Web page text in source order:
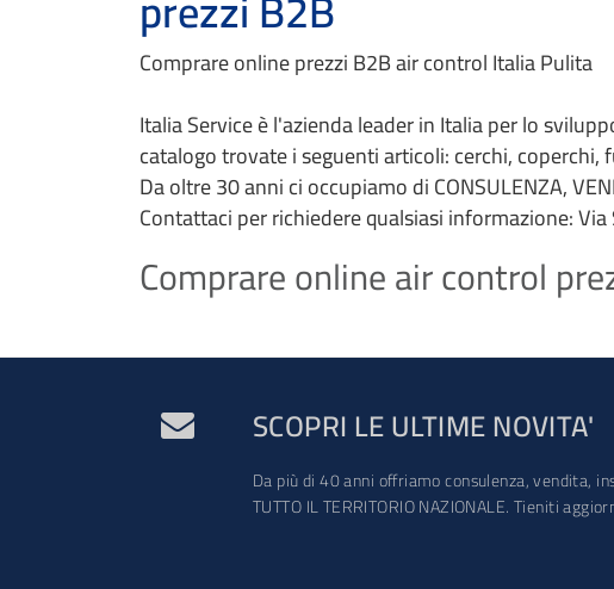
Comprare online prezzi B2B air control Italia Pulita
Italia Service è l'azienda leader in Italia per lo
catalogo trovate i seguenti articoli: cerchi,
Da oltre 30 anni ci occupiamo di CONSULENZA,
Contattaci per richiedere qualsiasi informazione:
Comprare online air control
SCOPRI LE ULTIME NOVITA'
Da più di 40 anni offriamo consulenza, vendita,
TUTTO IL TERRITORIO NAZIONALE. Tieniti